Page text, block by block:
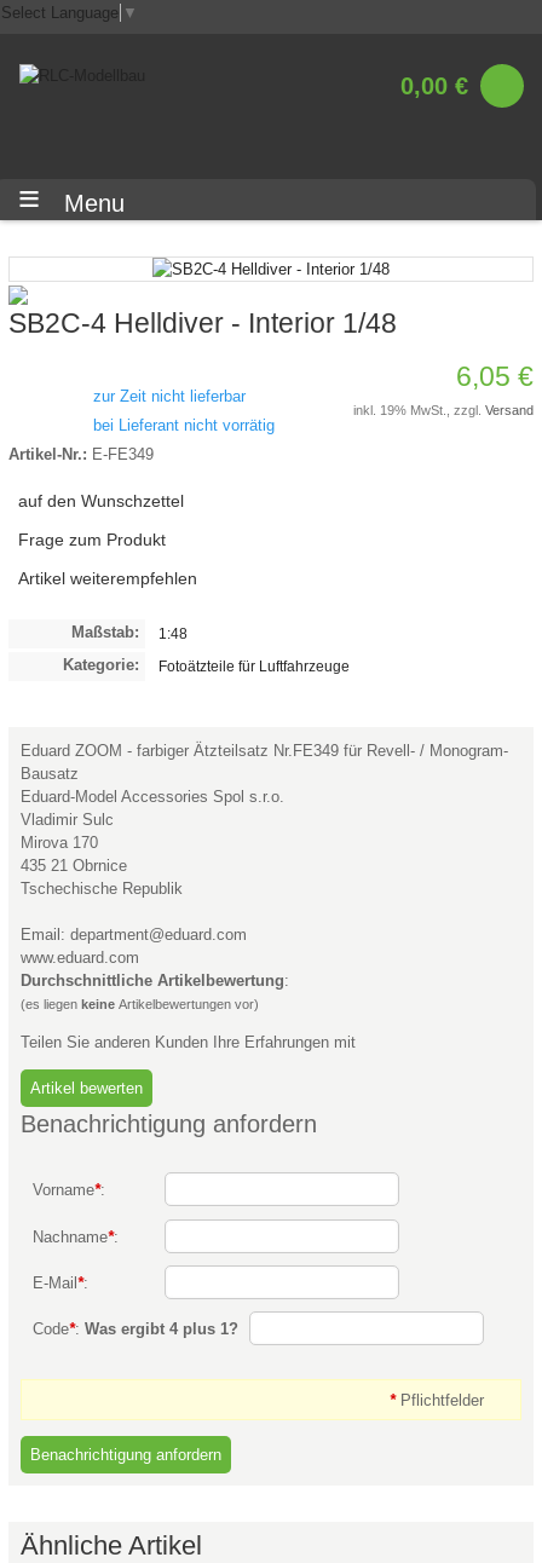
Select Language ▼
0,00 €
Menu
SB2C-4 Helldiver - Interior 1/48
zur Zeit nicht lieferbar
bei Lieferant nicht vorrätig
Artikel-Nr.: E-FE349
auf den Wunschzettel
Frage zum Produkt
Artikel weiterempfehlen
6,05 €
inkl. 19% MwSt., zzgl.Versand
Maßstab: 1:48
Kategorie: Fotoätzteile für Luftfahrzeuge
Eduard ZOOM - farbiger Ätzteilsatz Nr.FE349 für Revell- / Monogram-
Bausatz
Eduard-Model Accessories Spol s.r.o.
Vladimir Sulc
Mirova 170
435 21 Obrnice
Tschechische Republik
Email: department@eduard.com
www.eduard.com
Durchschnittliche Artikelbewertung:
(es liegen keine Artikelbewertungen vor)
Teilen Sie anderen Kunden Ihre Erfahrungen mit
Benachrichtigung anfordern
Vorname*:
Nachname*:
E-Mail *:
Code*: Was ergibt 4 plus 1?
*Pflichtfelder
Ähnliche Artikel